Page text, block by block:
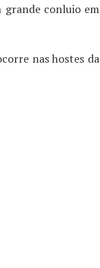
grande conluio em
nas hostes da